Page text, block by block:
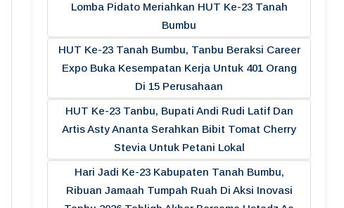
Lomba Pidato Meriahkan HUT Ke-23 Tanah
Bumbu
HUT Ke-23 Tanah Bumbu, Tanbu Beraksi Career
Expo Buka Kesempatan Kerja Untuk 401 Orang
Di 15 Perusahaan
HUT Ke-23 Tanbu, Bupati Andi Rudi Latif Dan
Artis Asty Ananta Serahkan Bibit Tomat Cherry
Stevia Untuk Petani Lokal
Hari Jadi Ke-23 Kabupaten Tanah Bumbu,
Ribuan Jamaah Tumpah Ruah Di Aksi Inovasi